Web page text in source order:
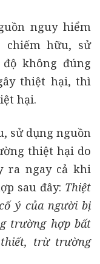
nguy hiểm
chiếm hữu, sử
không đúng
thiệt hại, thì
hại.
sử dụng nguồn
thiệt hại do
ra ngay cả khi
sau đây: Thiệt
ý của người bị
trường hợp bất
trừ trường